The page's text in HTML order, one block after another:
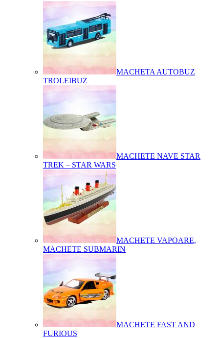
MACHETA AUTOBUZ
TROLEIBUZ
MACHETE NAVE STAR
TREK – STAR WARS
MACHETE VAPOARE,
MACHETE SUBMARIN
MACHETE FAST AND
FURIOUS